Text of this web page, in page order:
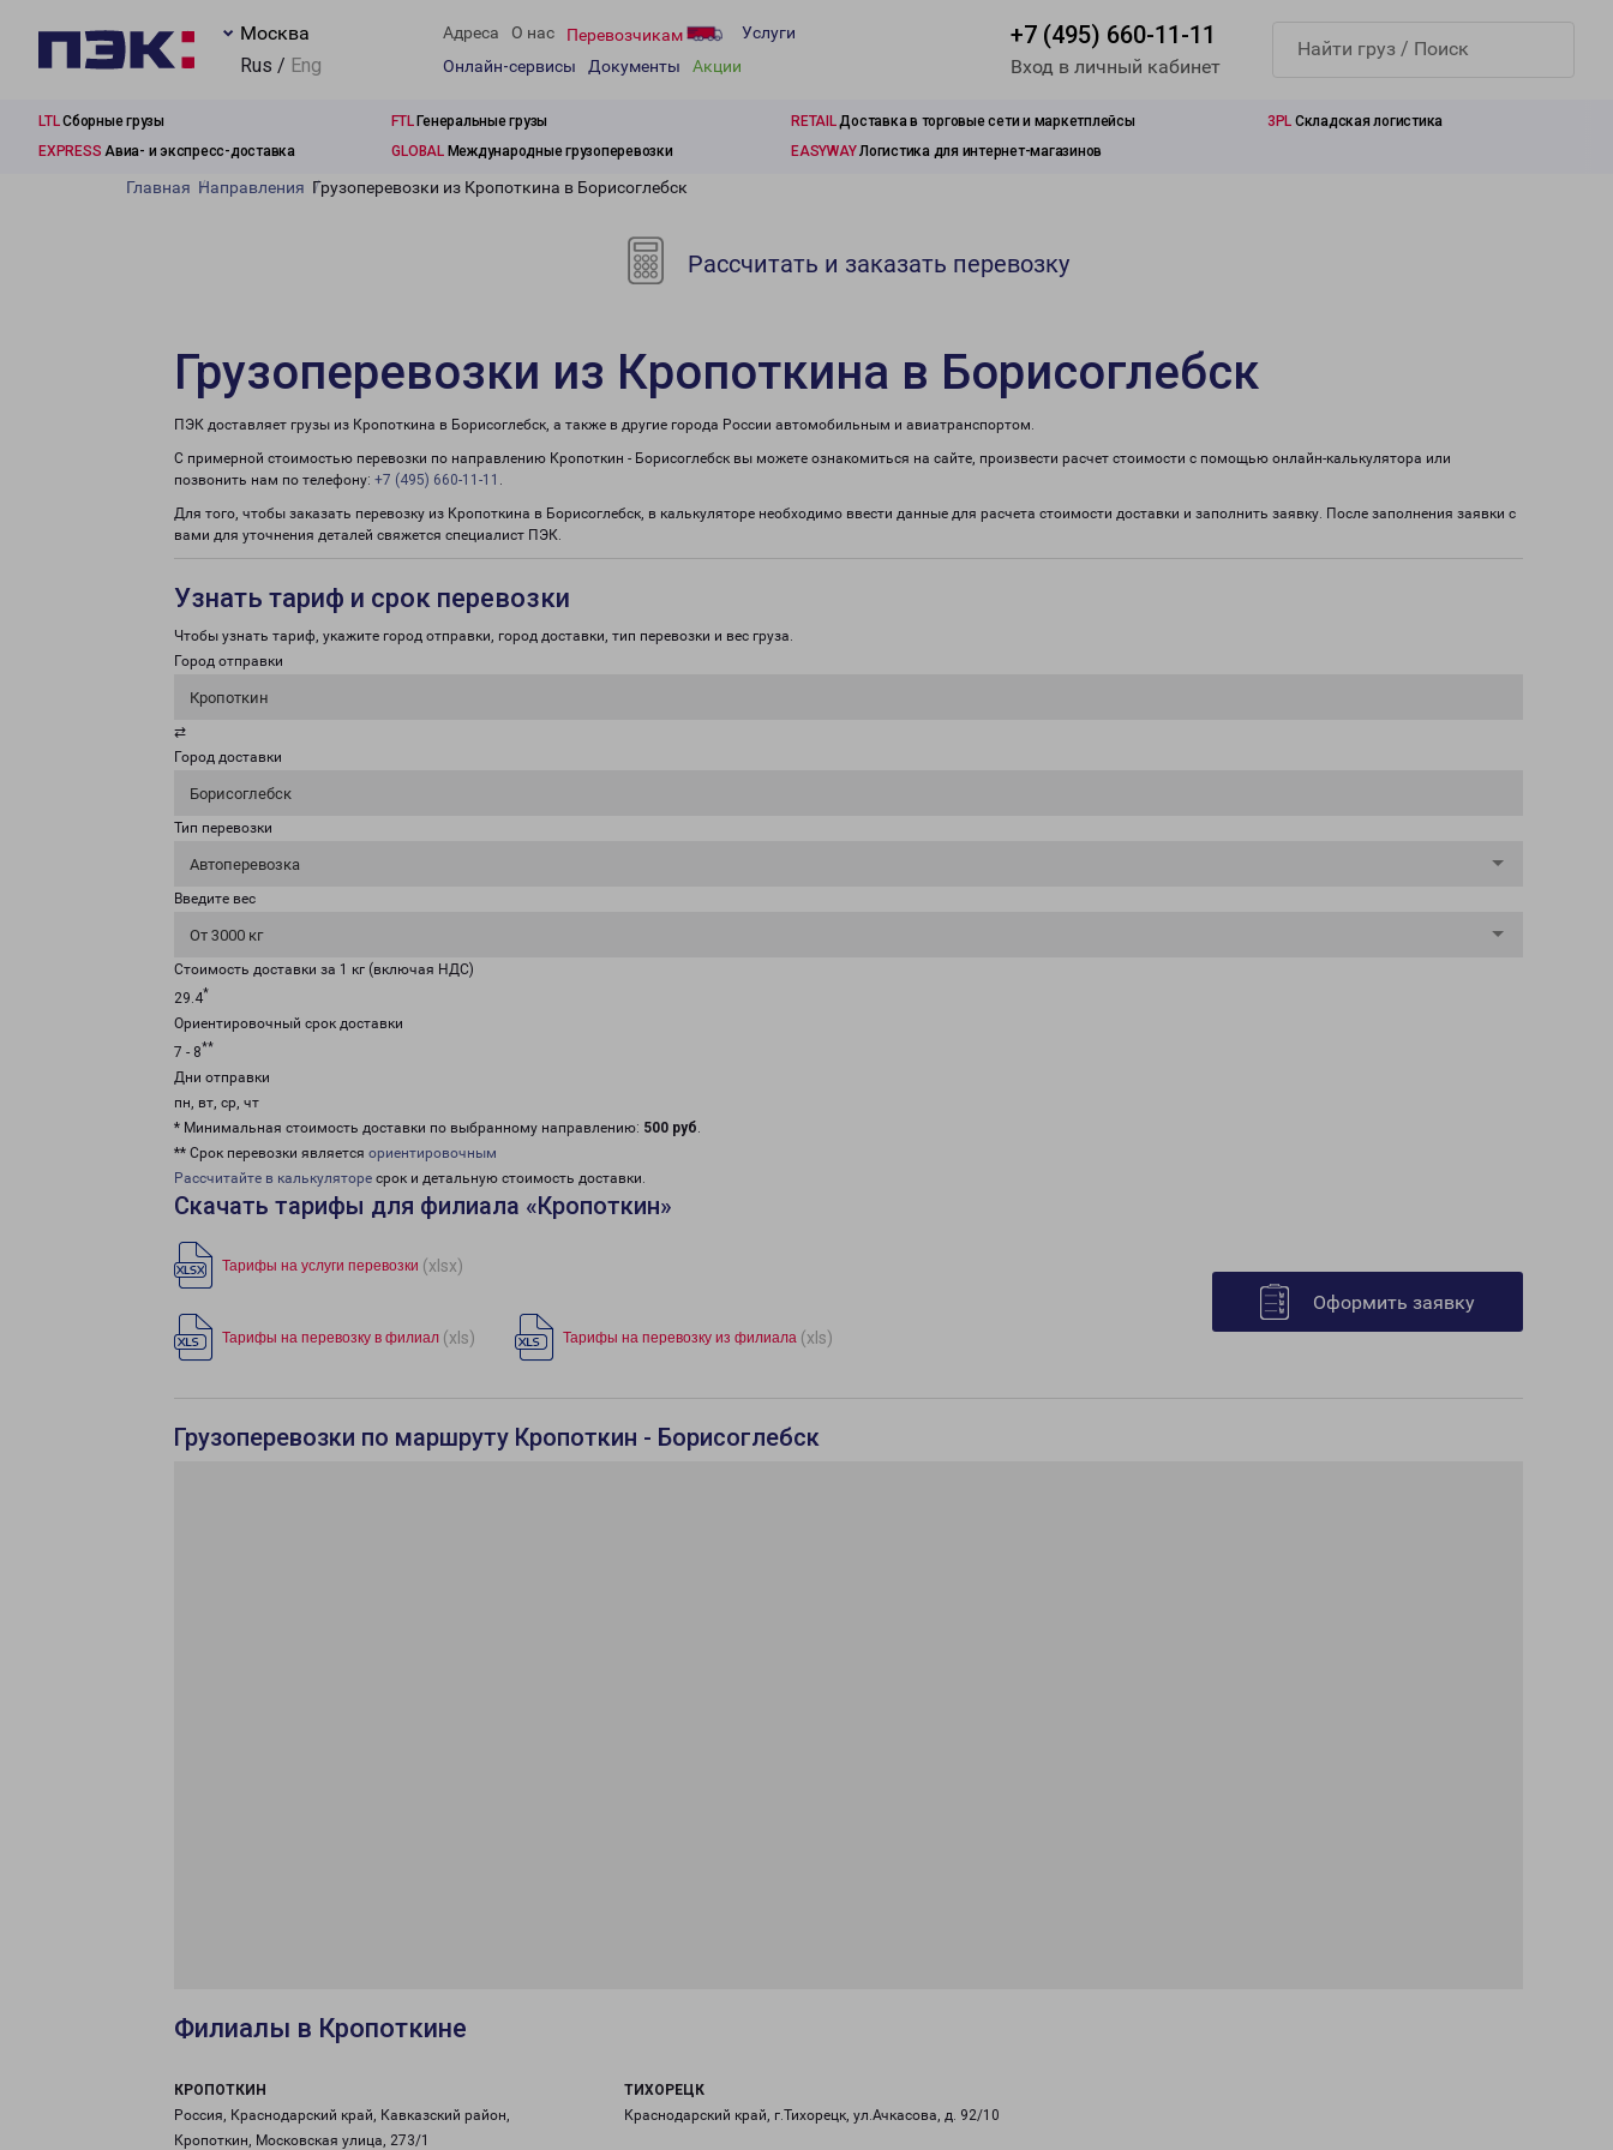
Москва
Rus / Eng
Адреса О нас Перевозчикам
Услуги
Онлайн-сервисы
Документы Акции
+7 (495) 660-11-11
Вход в личный кабинет
LTLСборные грузы FTLГенеральные грузы RETAILДоставка в торговые сети и маркетплейсы 3PL Складская логистика
EXPRESS Авиа- и экспресс-доставка GLOBALМеждународные грузоперевозки EASYWAYЛогистика для интернет-магазинов
Главная Направления Грузоперевозки из Кропоткина в Борисоглебск
Рассчитать и заказать перевозку
Грузоперевозки из Кропоткина в Борисоглебск
ПЭК доставляет грузы из Кропоткина в Борисоглебск, а также в другие города России автомобильным и авиатранспортом.
С примерной стоимостью перевозки по направлению Кропоткин - Борисоглебск вы можете ознакомиться на сайте, произвести расчет стоимости с помощью онлайн-калькулятора или
позвонить нам по телефону: +7 (495) 660-11-11 .
Для того, чтобы заказать перевозку из Кропоткина в Борисоглебск, в калькуляторе необходимо ввести данные для расчета стоимости доставки и заполнить заявку. После заполнения заявки с
вами для уточнения деталей свяжется специалист ПЭК.
Узнать тариф и срок перевозки
Чтобы узнать тариф, укажите город отправки, город доставки, тип перевозки и вес груза.
Город отправки
Кропоткин
⇄
Город доставки
Борисоглебск
Тип перевозки
Автоперевозка
Введите вес
От 3000 кг
Стоимость доставки за 1 кг (включая НДС)
29.4*
Ориентировочный срок доставки
7 - 8**
Дни отправки
пн, вт, ср, чт
* Минимальная стоимость доставки по выбранному направлению: 500 руб.
** Срок перевозки является ориентировочным
Рассчитайте в калькуляторе срок и детальную стоимость доставки.
Скачать тарифы для филиала «Кропоткин»
Тарифы на услуги перевозки (xlsx)
Тарифы на перевозку в филиал (xls) Тарифы на перевозку из филиала (xls)
Оформить заявку
Грузоперевозки по маршруту Кропоткин - Борисоглебск
Филиалы в Кропоткине
КРОПОТКИН
Россия, Краснодарский край, Кавказский район,
Кропоткин, Московская улица, 273/1
ТИХОРЕЦК
Краснодарский край, г.Тихорецк, ул.Ачкасова, д. 92/10